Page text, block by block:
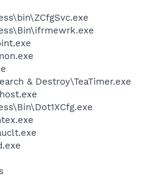
& Destroy\TeaTimer.exe